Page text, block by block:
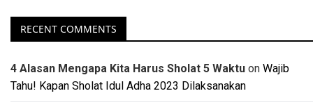
RECENT COMMENTS
4 Alasan Mengapa Kita Harus Sholat 5 Waktu on Wajib
Tahu! Kapan Sholat Idul Adha 2023 Dilaksanakan